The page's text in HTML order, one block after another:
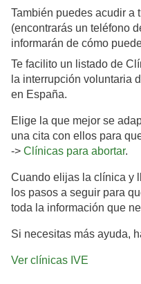
También puedes acudir a
(encontrarás un teléfono
informarán de cómo
Te facilito un listado de
la interrupción voluntaria
en España.
Elige la que mejor se
una cita con ellos para
-> Clínicas para abortar.
Cuando elijas la clínica y
los pasos a seguir para
toda la información que
Si necesitas más ayuda,
Ver clínicas IVE